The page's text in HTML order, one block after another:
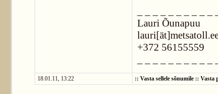
Lauri Õunapuu
+372 56155559
18.01.11, 13:22 :: Vasta sellele sõnumile:: Vasta